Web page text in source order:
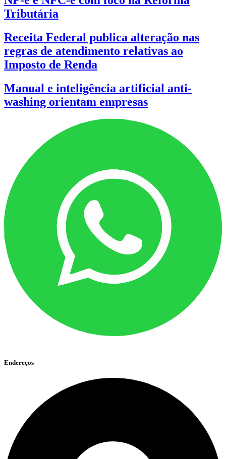
Tributária
Receita Federal publica alteração nas
regras de atendimento relativas ao
Imposto de Renda
Manual e inteligência artificial anti-
washing orientam empresas
Endereços